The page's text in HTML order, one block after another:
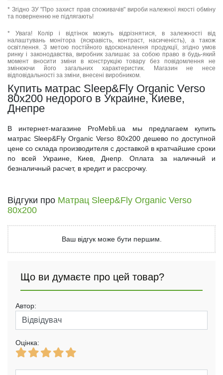
* Згідно ЗУ "Про захист прав споживачів" вироби належної якості обміну
та поверненню не підлягають!
* Увага! Колір і відтінок можуть відрізнятися, в залежності від
налаштувань монітора (яскравість, контраст, насиченість), а також
освітлення. З метою постійного вдосконалення продукції, згідно умов
ринку і законодавства, виробник залишає за собою право в будь-який
момент вносити зміни в конструкцію товару без повідомлення не
змінюючи його загальних характеристик. Магазин не несе
відповідальності за зміни, внесені виробником.
Купить матрас Sleep&Fly Organic Verso
80x200 недорого в Украине, Киеве,
Днепре
В интернет-магазине ProMebli.ua мы предлагаем купить
матрас Sleep&Fly Organic Verso 80x200 дешево по доступной
цене со склада производителя с доставкой в кратчайшие сроки
по всей Украине, Киев, Днепр. Оплата за наличный и
безналичный расчет, в кредит и рассрочку.
Відгуки про Матрац Sleep&Fly Organic Verso
80x200
Ваш відгук може бути першим.
Що ви думаєте про цей товар?
Автор:
Оцінка: